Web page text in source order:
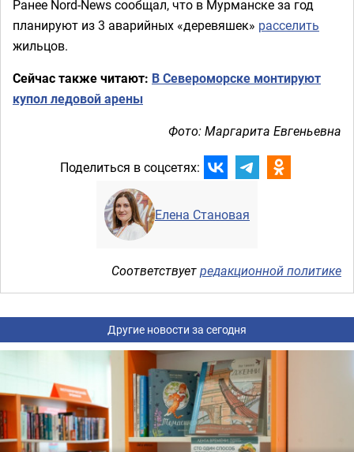
Ранее Nord-News сообщал, что в Мурманске за год
планируют из 3 аварийных «деревяшек» расселить
жильцов.
Сейчас также читают: В Североморске монтируют
купол ледовой арены
Фото: Маргарита Евгеньевна
Поделиться в соцсетях:
Елена Становая
Соответствуетредакционной политике
Другие новости за сегодня